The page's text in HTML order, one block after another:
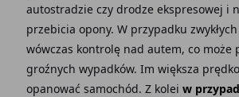
autostradzie czy drodze ekspresowej i
przebicia opony. W przypadku
wówczas kontrolę nad autem, co może
groźnych wypadków. Im większa
opanować samochód. Z kolei w